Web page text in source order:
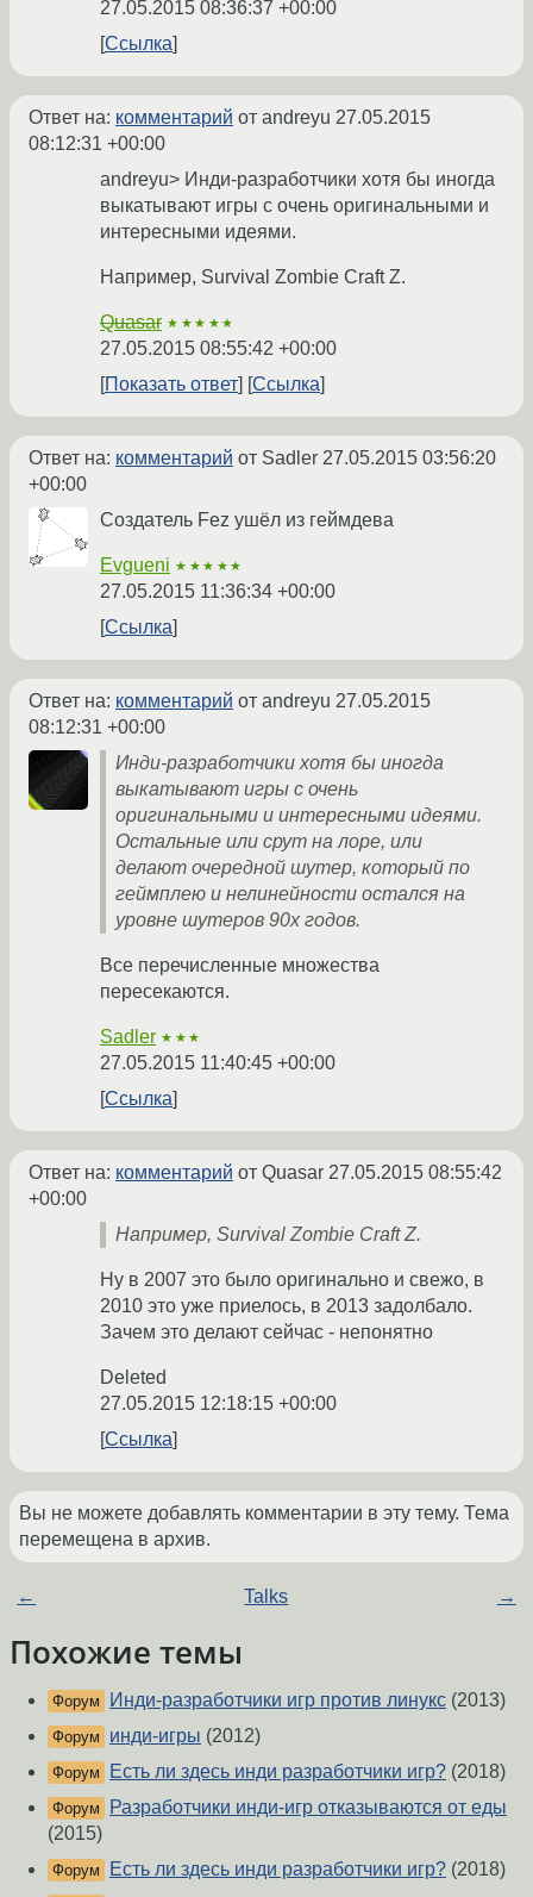
27.05.2015 08:36:37 +00:00
Ссылка
Ответ на: комментарий от andreyu 27.05.2015
08:12:31 +00:00
andreyu> Инди-разработчики хотя бы иногда
выкатывают игры с очень оригинальными и
интересными идеями.
Например, Survival Zombie Craft Z.
Quasar ★★★★★
27.05.2015 08:55:42 +00:00
Показать ответ
Ссылка
Ответ на: комментарий от Sadler 27.05.2015 03:56:20
+00:00
Создатель Fez ушёл из геймдева
Evgueni ★★★★★
27.05.2015 11:36:34 +00:00
Ссылка
Ответ на: комментарий от andreyu 27.05.2015
08:12:31 +00:00
Инди-разработчики хотя бы иногда
выкатывают игры с очень
оригинальными и интересными идеями.
Остальные или срут на лоре, или
делают очередной шутер, который по
геймплею и нелинейности остался на
уровне шутеров 90х годов.
Все перечисленные множества
пересекаются.
Sadler ★★★
27.05.2015 11:40:45 +00:00
Ссылка
Ответ на: комментарий от Quasar 27.05.2015 08:55:42
+00:00
Например, Survival Zombie Craft Z.
Ну в 2007 это было оригинально и свежо, в
2010 это уже приелось, в 2013 задолбало.
Зачем это делают сейчас - непонятно
Deleted
27.05.2015 12:18:15 +00:00
Ссылка
Вы не можете добавлять комментарии в эту тему. Тема
перемещена в архив.
← Talks →
Похожие темы
Форум Инди-разработчики игр против линукс (2013)
Форум инди-игры (2012)
Форум Есть ли здесь инди разработчики игр? (2018)
Форум
Разработчики инди-игр отказываются от еды
(2015)
Форум Есть ли здесь инди разработчики игр? (2018)